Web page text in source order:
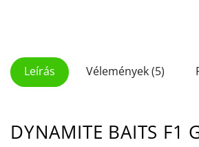
Leírás Vélemények (5)
DYNAMITE BAITS F1